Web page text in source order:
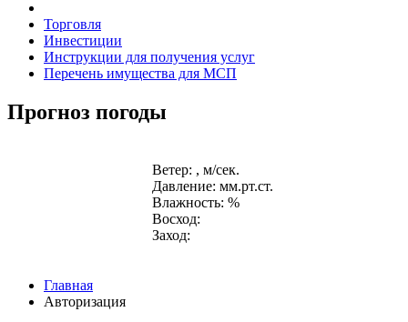
Торговля
Инвестиции
Инструкции для получения услуг
Перечень имущества для МСП
Прогноз погоды
Ветер: , м/сек.
Давление: мм.рт.ст.
Влажность: %
Восход:
Заход:
Главная
Авторизация